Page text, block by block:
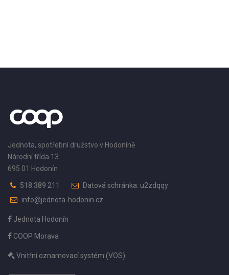
Jednota, spotřební družstvo v Hodoníně
Národní třída 13
695 01 Hodonín
518 389 211
Datová schránka: u2zdqqy
info@jednota-hodonin.cz
Jednota Hodonín
COOP Morava
Vnitřní oznamovací systém (VOS)